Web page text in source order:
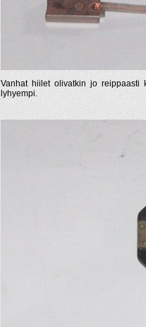
Vanhat hiilet olivatkin jo reippaasti
lyhyempi.